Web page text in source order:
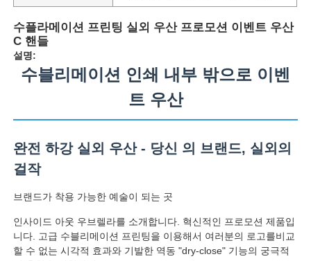
수플라메이션 프린팅 실외 우산 프로모션 이벤트 우산
C 핸들
설명:
수블리메이션 인쇄 내부 밖으로 이벤
트 우산
완전 하강 실외 우산 - 당신 의 브랜드, 실외의
걸작
브랜드가 착용 가능한 예술이 되는 곳
인사이드 아웃 우브렐라를 소개합니다. 혁신적인 프로모션 제품입
니다. 고급 수블리메이션 프린팅을 이용해서 여러분의 로고를비교
할 수 없는 시각적 효과와 기발한 역동 "dry-close" 기능의 궁극적